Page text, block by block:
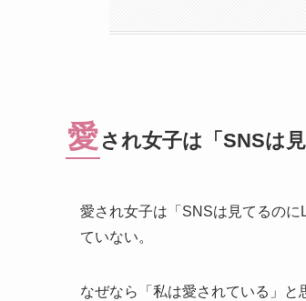
愛 され女子は「SNSは
愛され女子は「SNSは見てるの
ていない。
なぜなら「私は愛されている」